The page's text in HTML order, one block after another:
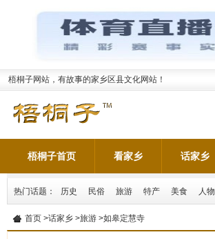
梧桐子网站，有故事的家乡区县文化网站！
梧桐子首页 看家乡 话家乡
热门话题： 历史 民俗 旅游 特产 美食 人物
首页 >话家乡 >旅游 >如皋定慧寺